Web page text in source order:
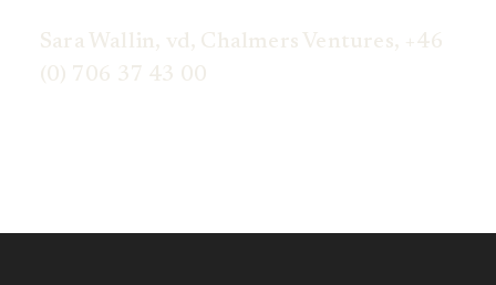
Sara Wallin, vd, Chalmers Ventures, +46
(0) 706 37 43 00